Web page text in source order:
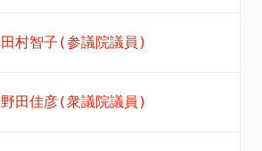
田村智子(参議院議員)
野田佳彦(衆議院議員)